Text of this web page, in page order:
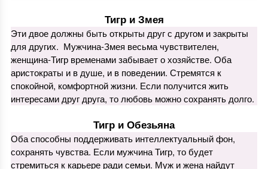
Тигр и Змея
Эти двое должны быть открыты друг с другом и закрыты
для других. Мужчина-Змея весьма чувствителен,
женщина-Тигр временами забывает о хозяйстве. Оба
аристократы и в душе, и в поведении. Стремятся к
спокойной, комфортной жизни. Если получится жить
интересами друг друга, то любовь можно сохранять долго.
Тигр и Обезьяна
Оба способны поддерживать интеллектуальный фон,
сохранять чувства. Если мужчина Тигр, то будет
стремиться к карьере ради семьи. Муж и жена найдут